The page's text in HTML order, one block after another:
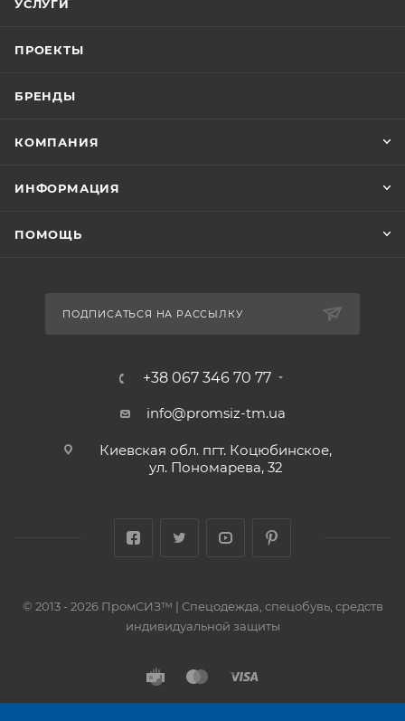
УСЛУГИ
ПРОЕКТЫ
БРЕНДЫ
КОМПАНИЯ
ИНФОРМАЦИЯ
ПОМОЩЬ
ПОДПИСАТЬСЯ НА РАССЫЛКУ
+38 067 346 70 77
info@promsiz-tm.ua
Киевская обл. пгт. Коцюбинское,
ул. Пономарева, 32
© 2013 - 2026 ПромСИЗ™ | Спецодежда, спецобувь, средств
индивидуальной защиты